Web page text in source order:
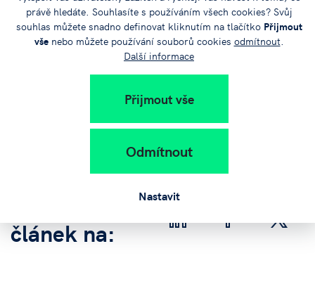
právě hledáte. Souhlasíte s používáním všech cookies? Svůj
souhlas můžete snadno definovat kliknutím na tlačítko Přijmout
všenebo můžete používání souborů cookies odmítnout.
Další informace
Přijmout vše
Odmítnout
Nastavit
vlády. Česká republika se letos, stejně jako loni a
předloni umístila na 31. příčce. O dvě místa lépe než ČR
se umístilo Estonsko, Polsko je na 39. místě, Slovensko
pak 59. První je Švýcarsko následované Spojenými státy.
http://www.kraj-jihocesky.cz/index.php?
článek na: